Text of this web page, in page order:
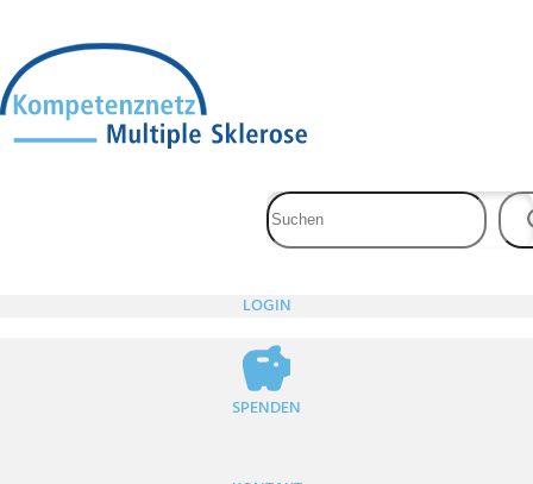
Inhalt
springen
LOGIN
SPENDEN